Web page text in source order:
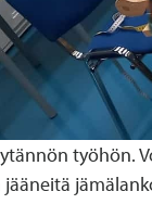
työhön.